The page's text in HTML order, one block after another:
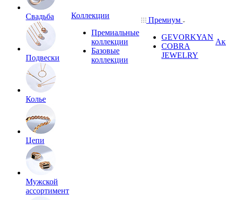
Свадьба
Подвески
Колье
Цепи
Мужской
ассортимент
Коллекции
Премиальные
коллекции
Базовые
коллекции
Премиум
GEVORKYAN
COBRA
JEWELRY